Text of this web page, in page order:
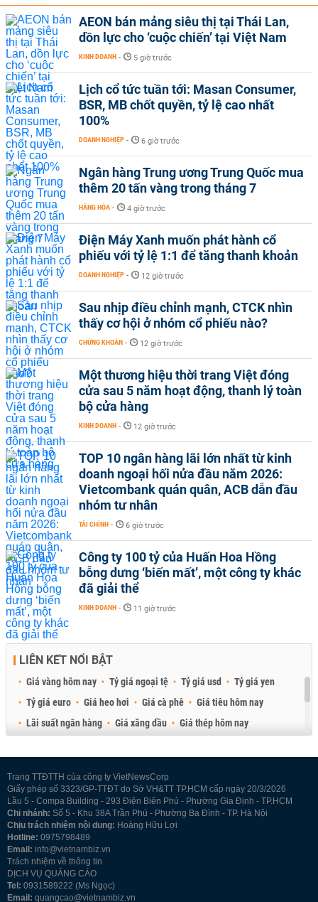
AEON bán mảng siêu thị tại Thái Lan,
dồn lực cho ‘cuộc chiến’ tại Việt Nam
KINH DOANH - 5 giờ trước
Lịch cổ tức tuần tới: Masan Consumer,
BSR, MB chốt quyền, tỷ lệ cao nhất
100%
DOANH NGHIỆP - 6 giờ trước
Ngân hàng Trung ương Trung Quốc mua
thêm 20 tấn vàng trong tháng 7
HÀNG HÓA - 4 giờ trước
Điện Máy Xanh muốn phát hành cổ
phiếu với tỷ lệ 1:1 để tăng thanh khoản
DOANH NGHIỆP - 12 giờ trước
Sau nhịp điều chỉnh mạnh, CTCK nhìn
thấy cơ hội ở nhóm cổ phiếu nào?
CHỨNG KHOÁN - 12 giờ trước
Một thương hiệu thời trang Việt đóng
cửa sau 5 năm hoạt động, thanh lý toàn
bộ cửa hàng
KINH DOANH - 12 giờ trước
TOP 10 ngân hàng lãi lớn nhất từ kinh
doanh ngoại hối nửa đầu năm 2026:
Vietcombank quán quân, ACB dẫn đầu
nhóm tư nhân
TÀI CHÍNH - 6 giờ trước
Công ty 100 tỷ của Huấn Hoa Hồng
bỗng dưng ‘biến mất’, một công ty khác
đã giải thể
KINH DOANH - 11 giờ trước
LIÊN KẾT NỔI BẬT
Giá vàng hôm nay Tỷ giá ngoại tệ Tỷ giá usd
Tỷ giá yen
Tỷ giá euro
Giá heo hơi Giá cà phê
Giá tiêu hôm nay
Lãi suất ngân hàng
Giá xăng dầu
Giá thép hôm nay
Trang TTĐTTH của công ty VietNewsCorp
Giấy phép số 3323/GP-TTĐT do Sở VH&TT TP.HCM cấp ngày 20/3/2026
Lầu 5 - Compa Building - 293 Điện Biên Phủ - Phường Gia Định - TP.HCM
Chi nhánh: Số 5 - Khu 38A Trần Phú - Phường Ba Đình - TP. Hà Nội
Chịu trách nhiệm nội dung: Hoàng Hữu Lợi
Hotline: 0975798489
Email: info@vietnambiz.vn
Trách nhiệm về thông tin
DỊCH VỤ QUẢNG CÁO
Tel: 0931589222 (Ms Ngọc)
Email: quangcao@vietnambiz.vn